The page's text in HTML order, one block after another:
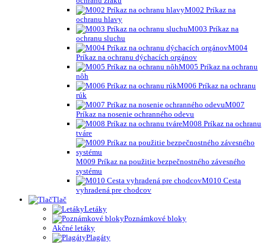
M002 Príkaz na
ochranu hlavy
M003 Príkaz na
ochranu sluchu
M004
Príkaz na ochranu dýchacích orgánov
M005 Príkaz na ochranu
nôh
M006 Príkaz na ochranu
rúk
M007
Príkaz na nosenie ochranného odevu
M008 Príkaz na ochranu
tváre
M009 Príkaz na použitie bezpečnostného závesného
systému
M010 Cesta
vyhradená pre chodcov
Tlač
Letáky
Poznámkové bloky
Akčné letáky
Plagáty